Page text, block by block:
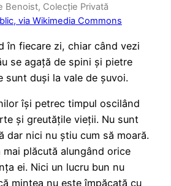
Benoist, Colecție Privată
via Wikimedia Commons
în fiecare zi, chiar când vezi
se agață de spini și pietre
sunt duși la vale de șuvoi.
își petrec timpul oscilând
și greutățile vieții. Nu sunt
dar nici nu știu cum să moară.
plăcută alungând orice
ei. Nici un lucru bun nu
mintea nu este împăcată cu